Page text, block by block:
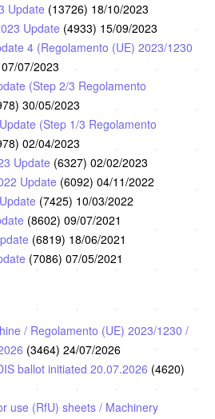
Update (13726) 18/10/2023
Update (4933) 15/09/2023
4 (Regolamento (UE) 2023/1230
07/07/2023
(Step 2/3 Regolamento
30/05/2023
(Step 1/3 Regolamento
02/04/2023
Update (6327) 02/02/2023
Update (6092) 04/11/2022
(7425) 10/03/2022
(8602) 09/07/2021
(6819) 18/06/2021
(7086) 07/05/2021
/ Regolamento (UE) 2023/1230 /
(3464) 24/07/2026
ballot initiated 20.07.2026 (4620)
use (RfU) sheets / Machinery